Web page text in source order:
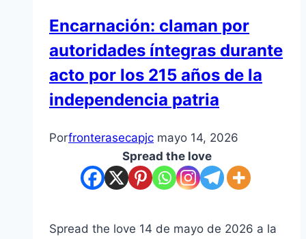
Encarnación: claman por
autoridades íntegras durante
acto por los 215 años de la
independencia patria
Porfronterasecapjc mayo 14, 2026
Spread the love
Spread the love 14 de mayo de 2026 a la